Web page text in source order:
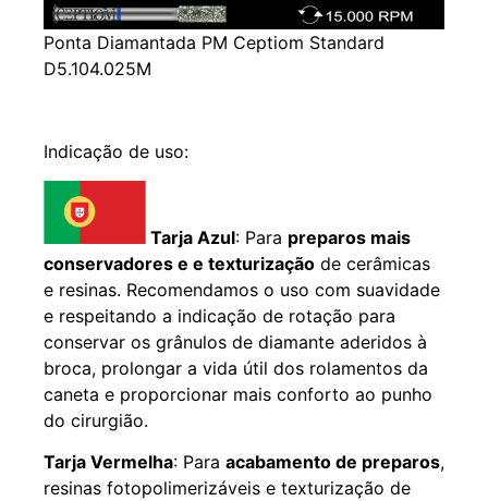
Ponta Diamantada PM Ceptiom Standard
D5.104.025M
Indicação de uso:
Tarja Azul: Para preparos mais
conservadores e e texturização de cerâmicas
e resinas. Recomendamos o uso com suavidade
e respeitando a indicação de rotação para
conservar os grânulos de diamante aderidos à
broca, prolongar a vida útil dos rolamentos da
caneta e proporcionar mais conforto ao punho
do cirurgião.
Tarja Vermelha: Para acabamento de preparos,
resinas fotopolimerizáveis e texturização de